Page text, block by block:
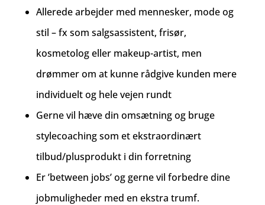
Allerede arbejder med mennesker, mode og
stil – fx som salgsassistent, frisør,
kosmetolog eller makeup-artist, men
drømmer om at kunne rådgive kunden mere
individuelt og hele vejen rundt
Gerne vil hæve din omsætning og bruge
stylecoaching som et ekstraordinært
tilbud/plusprodukt i din forretning
Er ’between jobs’ og gerne vil forbedre dine
jobmuligheder med en ekstra trumf.